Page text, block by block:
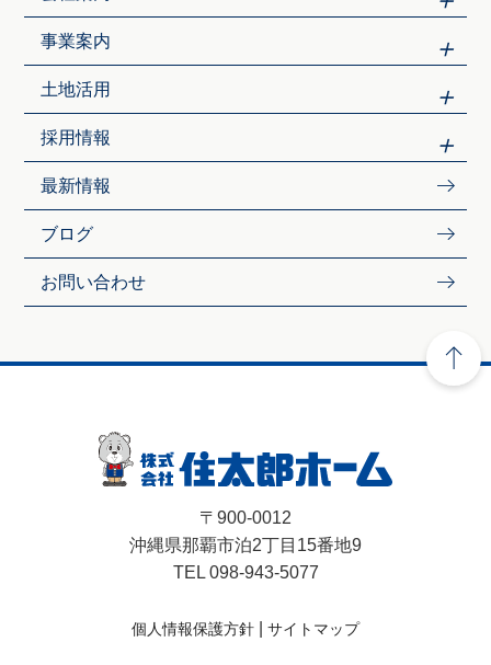
事業案内
土地活用
採用情報
最新情報
ブログ
お問い合わせ
〒900-0012
沖縄県那覇市泊2丁目15番地9
TEL 098-943-5077
個人情報保護方針 サイトマップ